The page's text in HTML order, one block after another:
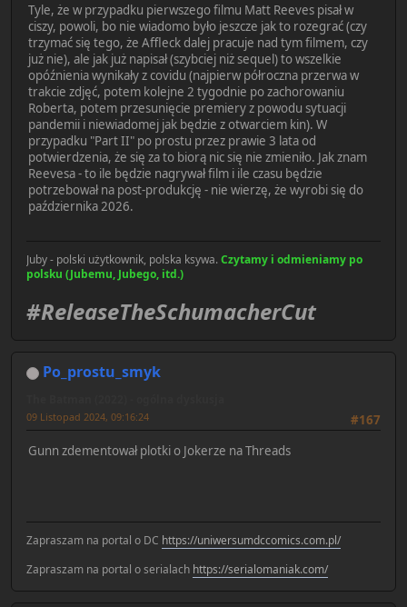
Tyle, że w przypadku pierwszego filmu Matt Reeves pisał w
ciszy, powoli, bo nie wiadomo było jeszcze jak to rozegrać (czy
trzymać się tego, że Affleck dalej pracuje nad tym filmem, czy
już nie), ale jak już napisał (szybciej niż sequel) to wszelkie
opóźnienia wynikały z covidu (najpierw półroczna przerwa w
trakcie zdjęć, potem kolejne 2 tygodnie po zachorowaniu
Roberta, potem przesunięcie premiery z powodu sytuacji
pandemii i niewiadomej jak będzie z otwarciem kin). W
przypadku "Part II" po prostu przez prawie 3 lata od
potwierdzenia, że się za to biorą nic się nie zmieniło. Jak znam
Reevesa - to ile będzie nagrywał film i ile czasu będzie
potrzebował na post-produkcję - nie wierzę, że wyrobi się do
października 2026.
Juby - polski użytkownik, polska ksywa.Czytamy i odmieniamy po
polsku (Jubemu, Jubego, itd.)
#ReleaseTheSchumacherCut
Po_prostu_smyk
#167
09 Listopad 2024, 09:16:24
Gunn zdementował plotki o Jokerze na Threads
Zapraszam na portal o DC https://uniwersumdccomics.com.pl/
Zapraszam na portal o serialach https://serialomaniak.com/